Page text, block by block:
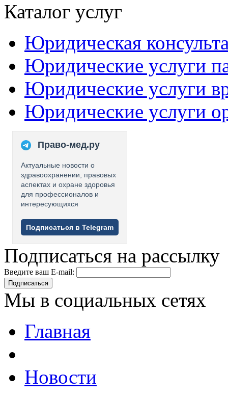
Каталог услуг
Юридическая
Юридические услуги
Юридические услуги
Юридические услуги
Право-мед.ру
Актуальные новости о
здравоохранении, правовых
аспектах и охране здоровья
для профессионалов и
интересующихся
Подписаться в Telegram
Подписаться на рассылку
Введите ваш E-mail:
Подписаться
Мы в социальных сетях
Главная
Новости